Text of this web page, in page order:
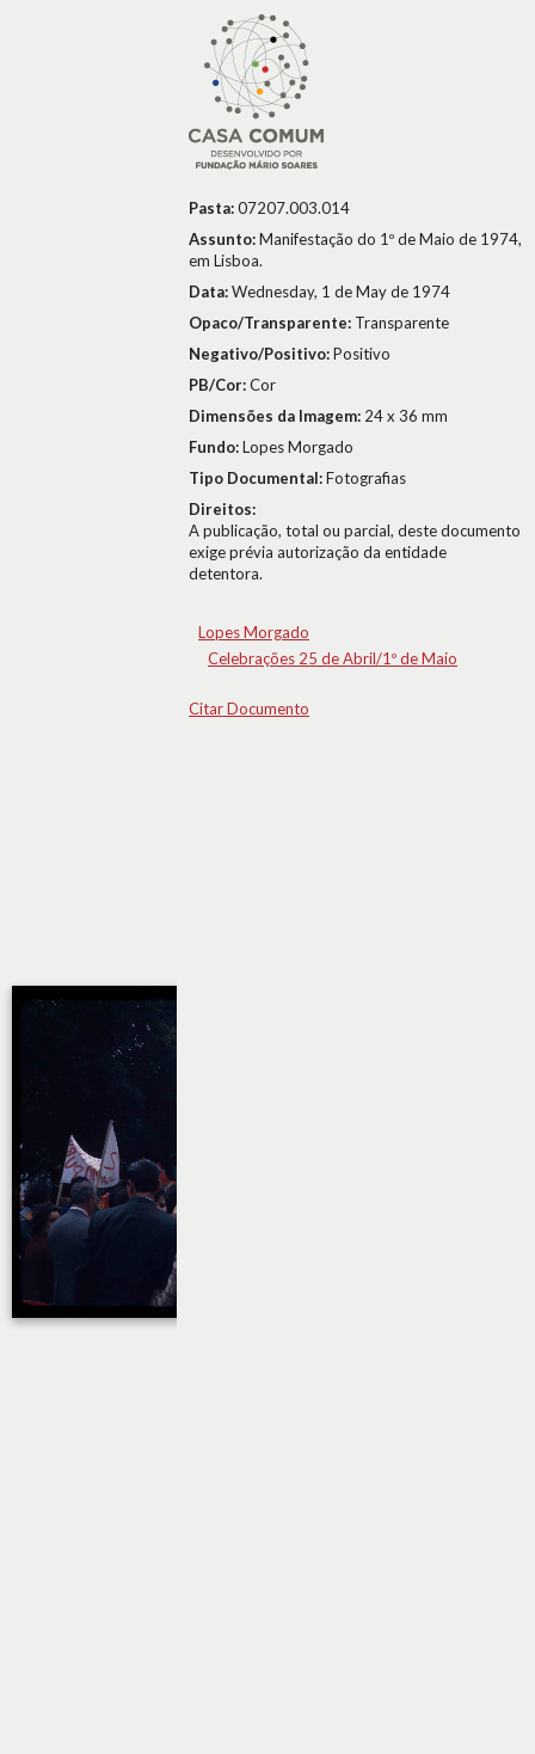
Pasta:07207.003.014
Assunto:Manifestação do 1º de Maio de 1974,
em Lisboa.
Data:Wednesday, 1 de May de 1974
Opaco/Transparente: Transparente
Negativo/Positivo:Positivo
PB/Cor:Cor
Dimensões da Imagem: 24 x 36 mm
Fundo:Lopes Morgado
Tipo Documental:Fotografias
Direitos:
A publicação, total ou parcial, deste documento
exige prévia autorização da entidade
detentora.
Lopes Morgado
Celebrações 25 de Abril/1º de Maio
Citar Documento